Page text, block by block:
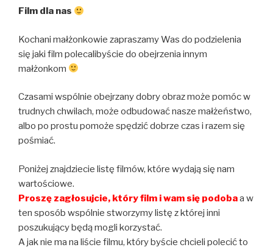
Film dla nas
Kochani małżonkowie zapraszamy Was do podzielenia
się jaki film polecalibyście do obejrzenia innym
małżonkom
Czasami wspólnie obejrzany dobry obraz może pomóc w
trudnych chwilach, może odbudować nasze małżeństwo,
albo po prostu pomoże spędzić dobrze czas i razem się
pośmiać.
Poniżej znajdziecie listę filmów, które wydają się nam
wartościowe.
Proszę zagłosujcie, który film i wam się podobaa w
ten sposób wspólnie stworzymy listę z której inni
poszukujący będą mogli korzystać.
A jak nie ma na liście filmu, który byście chcieli polecić to